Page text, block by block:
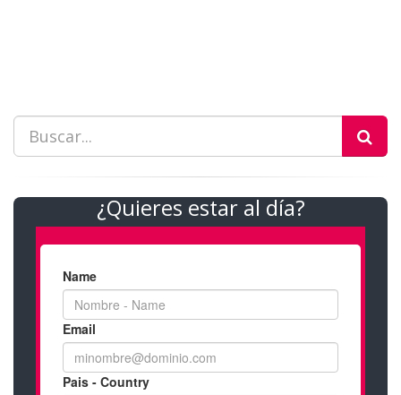
¿Quieres estar al día?